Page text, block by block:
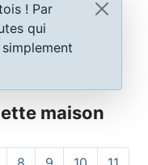
! Par
qui
maison